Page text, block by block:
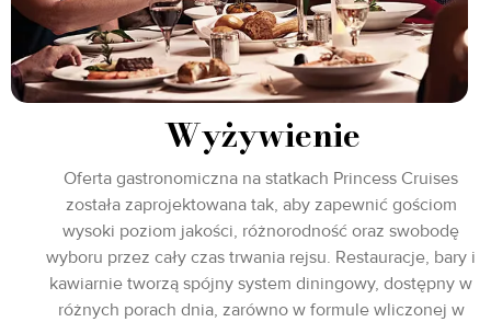
Wyżywienie
Oferta gastronomiczna na statkach Princess Cruises
została zaprojektowana tak, aby zapewnić gościom
wysoki poziom jakości, różnorodność oraz swobodę
wyboru przez cały czas trwania rejsu. Restauracje, bary i
kawiarnie tworzą spójny system diningowy, dostępny w
różnych porach dnia, zarówno w formule wliczonej w